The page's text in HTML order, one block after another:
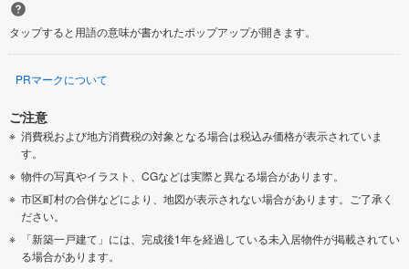
タップすると用語の意味が書かれたポップアップが開きます。
PRマークについて
ご注意
消費税および地方消費税の対象となる場合は税込み価格が表示されていま
す。
物件の写真やイラスト、CGなどは実際と異なる場合があります。
市区町村の合併などにより、地図が表示されない場合があります。ご了承く
ださい。
「新築一戸建て」には、完成後1年を経過している未入居物件が掲載されてい
る場合があります。